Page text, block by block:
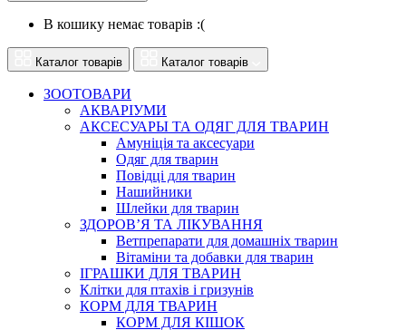
В кошику немає товарів :(
Каталог товарів Каталог товарів
ЗООТОВАРИ
АКВАРІУМИ
АКСЕСУАРЫ ТА ОДЯГ ДЛЯ ТВАРИН
Амуніція та аксесуари
Одяг для тварин
Повідці для тварин
Нашийники
Шлейки для тварин
ЗДОРОВ’Я ТА ЛІКУВАННЯ
Ветпрепарати для домашніх тварин
Вітаміни та добавки для тварин
ІГРАШКИ ДЛЯ ТВАРИН
Клітки для птахів і гризунів
КОРМ ДЛЯ ТВАРИН
КОРМ ДЛЯ КІШОК